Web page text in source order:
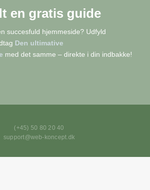
en gratis guide
succesfuld hjemmeside? Udfyld
Den ultimative
med det samme – direkte i din indbakke!
(+45) 50 80 20 40
support@web-koncept.dk